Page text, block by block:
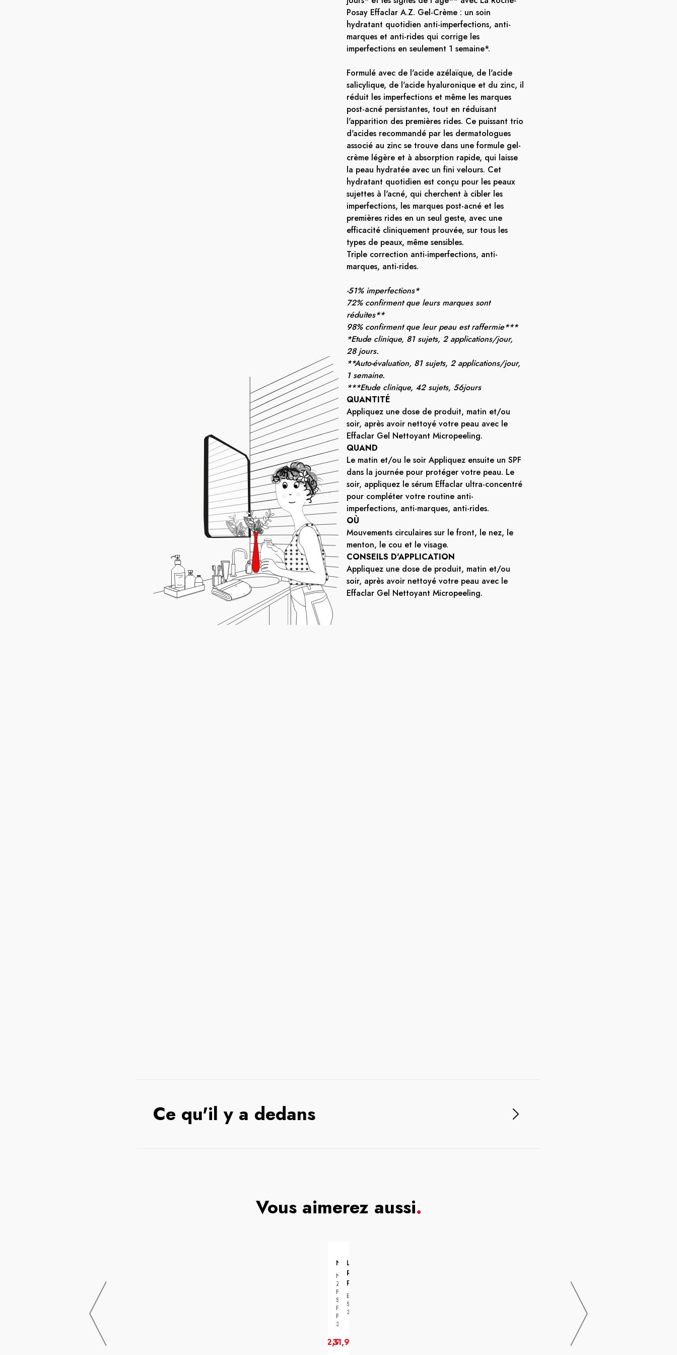
Posay Effaclar A.Z. Gel-Crème : un soin
hydratant quotidien anti-imperfections, anti-
marques et anti-rides qui corrige les
imperfections en seulement 1 semaine*. ​
Formulé avec de l'acide azélaïque, de l'acide
salicylique, de l'acide hyaluronique et du zinc, il
réduit les imperfections et même les marques
post-acné persistantes, tout en réduisant
l'apparition des premières rides. Ce puissant trio
d'acides recommandé par les dermatologues
associé au zinc se trouve dans une formule gel-
crème légère et à absorption rapide, qui laisse
la peau hydratée avec un fini velours. Cet
hydratant quotidien est conçu pour les peaux
sujettes à l'acné, qui cherchent à cibler les
imperfections, les marques post-acné et les
premières rides en un seul geste, avec une
efficacité cliniquement prouvée, sur tous les
types de peaux, même sensibles.
Triple correction anti-imperfections, anti-
marques, anti-rides. ​
-51% imperfections*​
72% confirment que leurs marques sont
réduites**​
98% confirment que leur peau est raffermie*** ​
*Etude clinique, 81 sujets, 2 applications/jour,
28 jours. ​
**Auto-évaluation, 81 sujets, 2 applications/jour,
1 semaine.​​
***Etude clinique, 42 sujets, 56jours​
​QUANTITÉ
Appliquez une dose de produit, matin et/ou
soir, après avoir nettoyé votre peau avec le
Effaclar Gel Nettoyant Micropeeling. ​
QUAND
Le matin et/ou le soir​ Appliquez ensuite un SPF
dans la journée pour protéger votre peau. Le
soir, appliquez le sérum Effaclar ultra-concentré
pour compléter votre routine anti-
imperfections, anti-marques, anti-rides.
OÙ
Mouvements circulaires sur le front, le nez, le
menton, le cou et le visage.​
CONSEILS D'APPLICATION
Appliquez une dose de produit, matin et/ou
soir, après avoir nettoyé votre peau avec le
Effaclar Gel Nettoyant Micropeeling.
Ce qu'il y a dedans
Vous aimerez aussi.
NUXE
Nuxe
Zinc
Power
Serum
Flacon
Pipette
30ml
32,99€
LA
ROCHE-
POSAY
EFFACLAR
SERUM
30ML
31,99€